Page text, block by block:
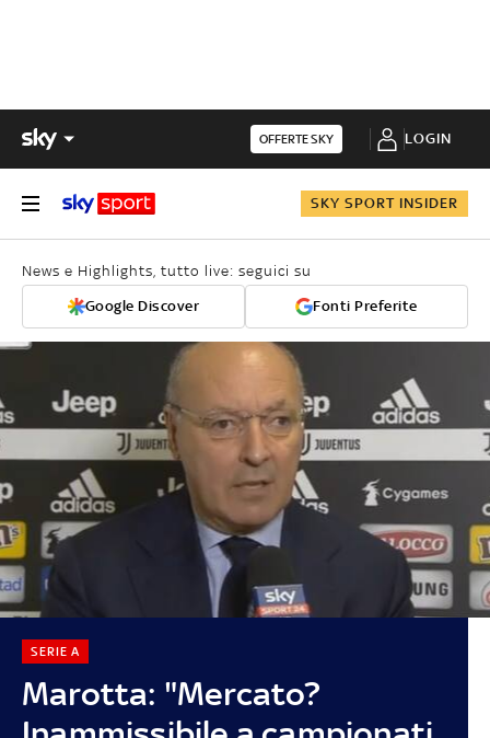
OFFERTE SKY LOGIN
SKY SPORT INSIDER
News e Highlights, tutto live: seguici su
Google Discover Fonti Preferite
Marotta: "Mercato?
SERIE A